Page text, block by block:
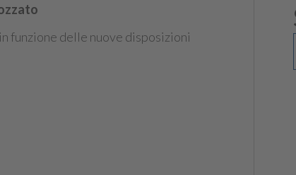
funzione delle nuove disposizioni